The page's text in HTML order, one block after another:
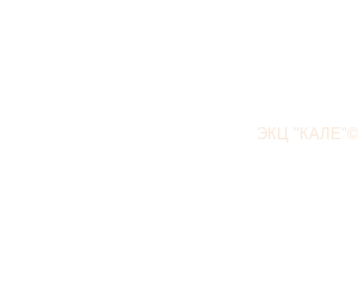
ЭКЦ "КАЛЕ"©